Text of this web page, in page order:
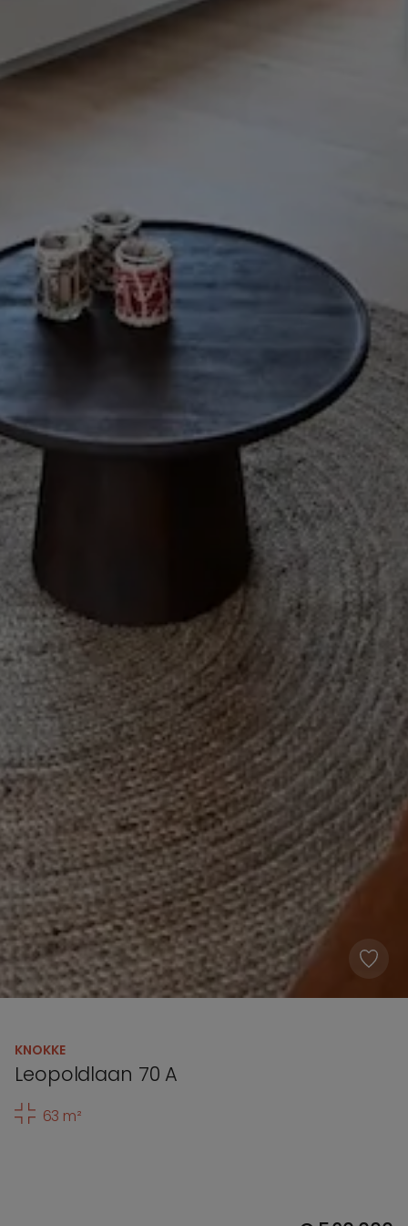
KNOKKE
Leopoldlaan 70 A
63 m²